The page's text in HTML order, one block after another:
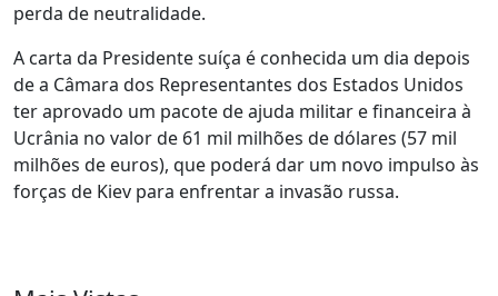
perda de neutralidade.
A carta da Presidente suíça é conhecida um dia depois
de a Câmara dos Representantes dos Estados Unidos
ter aprovado um pacote de ajuda militar e financeira à
Ucrânia no valor de 61 mil milhões de dólares (57 mil
milhões de euros), que poderá dar um novo impulso às
forças de Kiev para enfrentar a invasão russa.